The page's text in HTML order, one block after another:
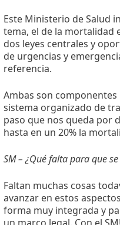
Este Ministerio de Salud
tema, el de la mortalidad
dos leyes centrales y
de urgencias y
referencia.
Ambas son
sistema organizado de
paso que nos queda por
hasta en un 20% la
SM – ¿Qué falta para que
Faltan muchas cosas
avanzar en estos
forma muy integrada y